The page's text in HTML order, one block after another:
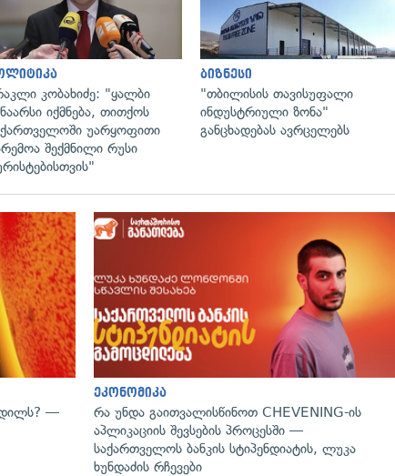
კობახიძე: "ყალბი
იქმნება, თითქოს
უარყოფითი
შექმნილი რუსი
ბიზნესი
"თბილისის თავისუფალი
ინდუსტრიული ზონა"
განცხადებას ავრცელებს
გადახედვა
—
ეკონომიკა
რა უნდა გაითვალისწინოთ CHEVENING-ის
აპლიკაციის შევსების პროცესში —
საქართველოს ბანკის სტიპენდიატის, ლუკა
ხუნდაძის რჩევები